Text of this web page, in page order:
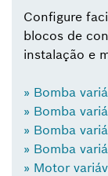
Configure
blocos de
instalação e
» Bomba
» Bomba
» Bomba
» Bomba
» Motor